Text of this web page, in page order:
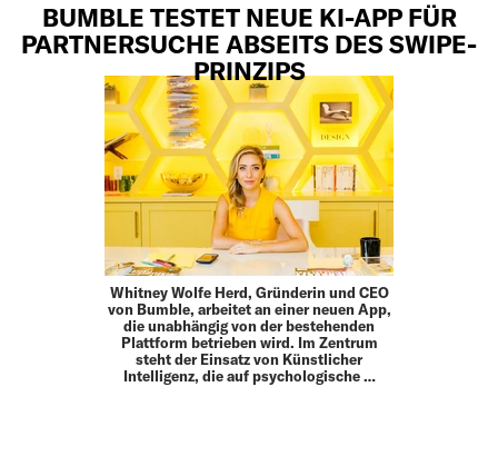
BUMBLE TESTET NEUE KI-APP FÜR
PARTNERSUCHE ABSEITS DES SWIPE-
PRINZIPS
Whitney Wolfe Herd, Gründerin und CEO
von Bumble, arbeitet an einer neuen App,
die unabhängig von der bestehenden
Plattform betrieben wird. Im Zentrum
steht der Einsatz von Künstlicher
Intelligenz, die auf psychologische …